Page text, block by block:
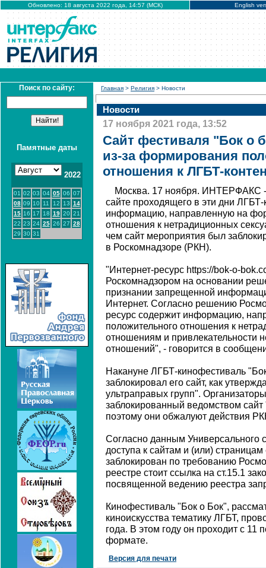
Обновлено: 18 августа 2022 года, 14:57 (МСК) English
Поиск по сайту:
Памятные даты
2022
01 02 03 04 05 06 07
08 09 10 11 12 13 14
15 16 17 18 19 20 21
22 23 24 25 26 27 28
29 30 31
Главная > Религия > Новости
Новости
17 ноября 2021 года, 13:52
Сайт фестиваля "Бок о
из-за формирования
отношения к ЛГБТ-
Москва. 17 ноября. ИНТЕРФАКС
сайте проходящего в эти дни
информацию, направленную на
отношения к нетрадиционных
чем сайт мероприятия был
в Роскомнадзоре (РКН).
"Интернет-ресурс https://bok-o-
Роскомнадзором на основании
признании запрещенной
Интернет. Согласно решению
ресурс содержит информацию,
положительного отношения к
отношениям и привлекательности
отношений", - говорится в
Накануне ЛГБТ-кинофестиваль
заблокировал его сайт, как
ультраправых групп".
заблокированный ведомством
поэтому они обжалуют действия
Согласно данным Универсального
доступа к сайтам и (или)
заблокирован по требованию
реестре стоит ссылка на ст.15.1
посвященной ведению реестра
Кинофестиваль "Бок о Бок",
киноискусства тематику ЛГБТ,
года. В этом году он проходит с 11
формате.
Версия для печати